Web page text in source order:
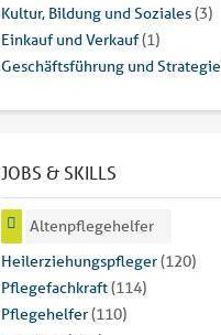
Kultur, Bildung und Soziales(3)
Einkauf und Verkauf(1)
Geschäftsführung und Strategie
JOBS & SKILLS
Altenpflegehelfer
Heilerziehungspfleger(120)
Pflegefachkraft(114)
Pflegehelfer(110)